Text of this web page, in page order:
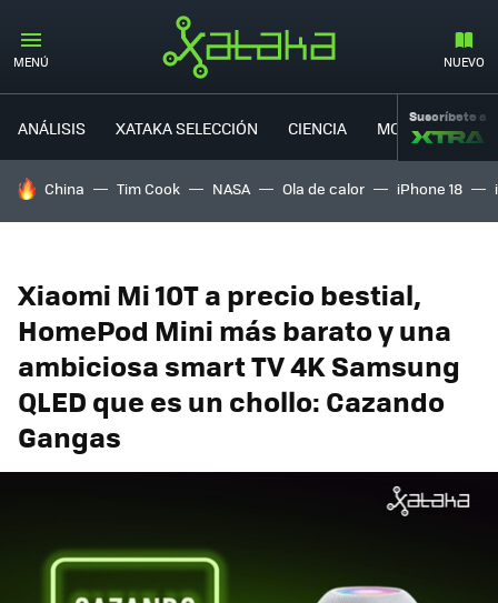
MENÚ NUEVO
ANÁLISIS XATAKA SELECCIÓN CIENCIA MOVILIDAD
Suscríbete a
HOY SE HABLA DE
China Tim Cook NASA Ola de calor iPhone 18
Xiaomi Mi 10T a precio bestial,
HomePod Mini más barato y una
ambiciosa smart TV 4K Samsung
QLED que es un chollo: Cazando
Gangas